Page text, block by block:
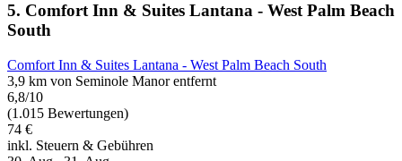
5. Comfort Inn & Suites Lantana - West Palm Beach
South
Comfort Inn & Suites Lantana - West Palm Beach South
3,9 km von Seminole Manor entfernt
6,8/10
(1.015 Bewertungen)
74 €
inkl. Steuern & Gebühren